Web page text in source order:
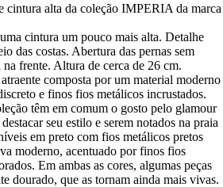
cintura alta da coleção IMPERIA da marca
cintura um pouco mais alta. Detalhe
das costas. Abertura das pernas sem
frente. Altura de cerca de 26 cm.
composta por um material moderno
e finos fios metálicos incrustados.
têm em comum o gosto pelo glamour
seu estilo e serem notados na praia
em preto com fios metálicos pretos
moderno, acentuado por finos fios
Em ambas as cores, algumas peças
dourado, que as tornam ainda mais vivas.